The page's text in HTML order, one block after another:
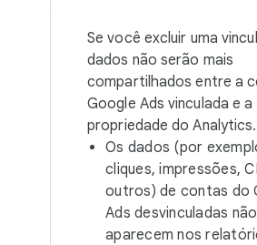
Se você excluir uma
dados não serão mais
compartilhados entre a
Google Ads vinculada e a
propriedade do Analytics.
Os dados (por
cliques, impressões,
outros) de contas do
Ads desvinculadas não
aparecem nos